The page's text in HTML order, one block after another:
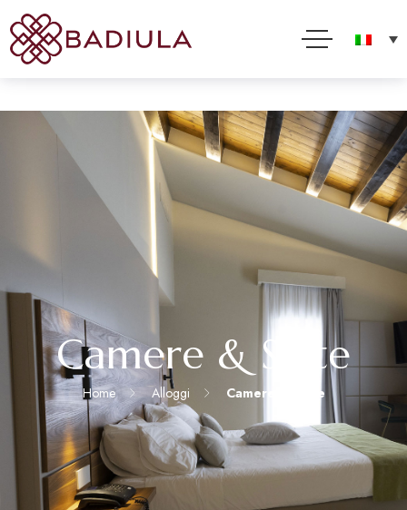
al loro impiego in conformità alla nostra Cookie Policy
Camere & Suite
Home Alloggi Camere & Suite